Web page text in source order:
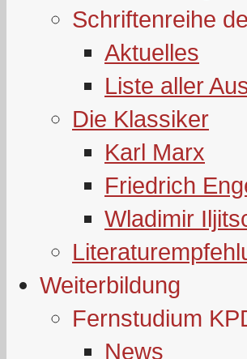
Schriftenreihe
Aktuelles
Liste aller
Die Klassiker
Karl Marx
Friedrich
Wladimir
Weiterbildung
Fernstudium
News